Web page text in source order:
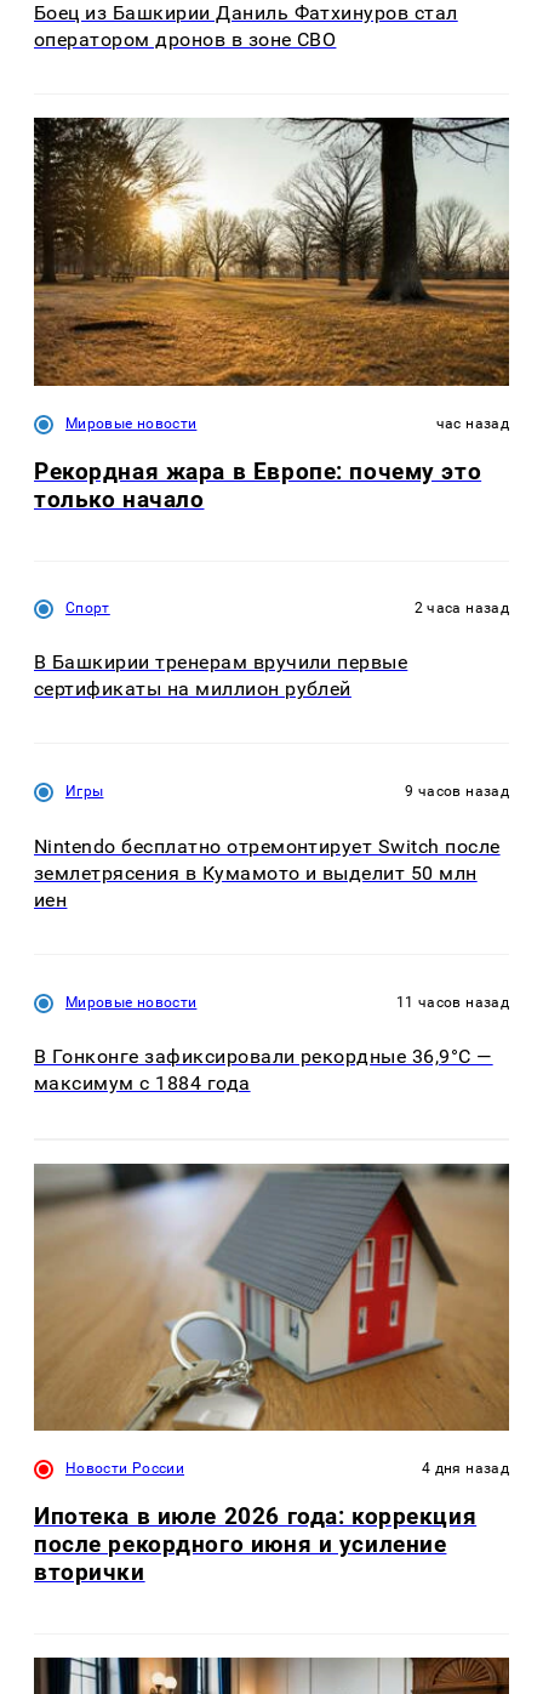
Боец из Башкирии Даниль Фатхинуров стал
оператором дронов в зоне СВО
Мировые новости час назад
Рекордная жара в Европе: почему это
только начало
Спорт 2 часа назад
В Башкирии тренерам вручили первые
сертификаты на миллион рублей
Игры 9 часов назад
Nintendo бесплатно отремонтирует Switch после
землетрясения в Кумамото и выделит 50 млн
иен
Мировые новости 11 часов назад
В Гонконге зафиксировали рекордные 36,9°C —
максимум с 1884 года
Новости России 4 дня назад
Ипотека в июле 2026 года: коррекция
после рекордного июня и усиление
вторички